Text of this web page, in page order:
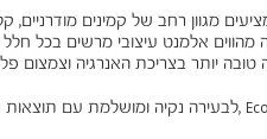
מגוון רחב של קמינים מודרניים,
מהווים אלמנט עיצובי מרשים בכל
טובה יותר בצריכת האנרגיה וצמצום